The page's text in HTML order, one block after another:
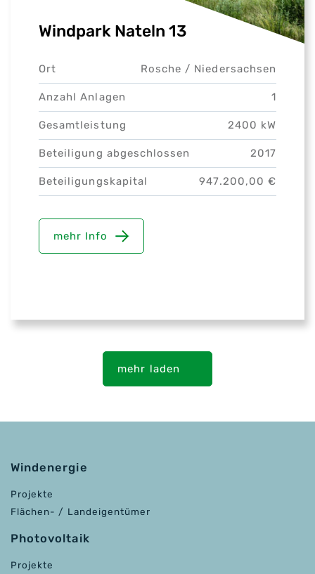
Windpark Nateln 13
Ort Rosche / Niedersachsen
Anzahl Anlagen 1
Gesamtleistung 2400 kW
Beteiligung abgeschlossen 2017
Beteiligungskapital 947.200,00 €
mehr Info
mehr laden
Windenergie
Projekte
Flächen- / Landeigentümer
Photovoltaik
Projekte